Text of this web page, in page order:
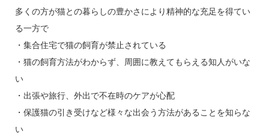
多くの方が猫との暮らしの豊かさにより精神的な充足を得てい
る一方で
・集合住宅で猫の飼育が禁止されている
・猫の飼育方法がわからず、周囲に教えてもらえる知人がいな
い
・出張や旅行、外出で不在時のケアが心配
・保護猫の引き受けなど様々な出会う方法があることを知らな
い